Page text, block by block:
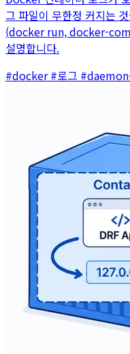
그 파일이 무한정 커지는
(docker run, docker-
설명합니다.
#docker#로그